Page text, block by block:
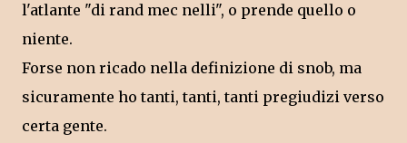
l'atlante "di rand mec nelli", o prende quello o
niente.
Forse non ricado nella definizione di snob, ma
sicuramente ho tanti, tanti, tanti pregiudizi verso
certa gente.